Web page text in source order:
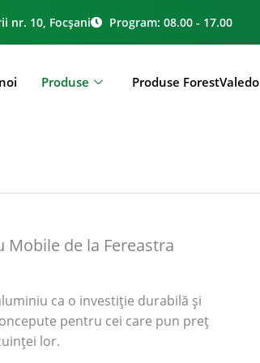
nr. 10, Focșani Program: 08.00 - 17.00
Produse Produse ForestValedo
Mobile de la Fereastra
ca o investiție durabilă și
pentru cei care pun preț
lor.